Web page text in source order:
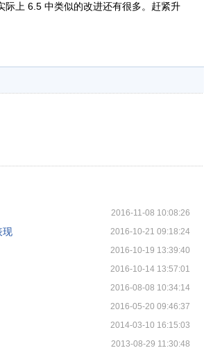
上 6.5 中类似的改进还有很多。赶紧升
2016-11-08 10:08:26
现 2016-10-21 09:18:24
2016-10-19 13:39:40
2016-10-14 13:57:01
2016-08-08 10:34:14
2016-05-20 09:46:37
2014-03-10 16:15:03
2013-08-29 11:30:48